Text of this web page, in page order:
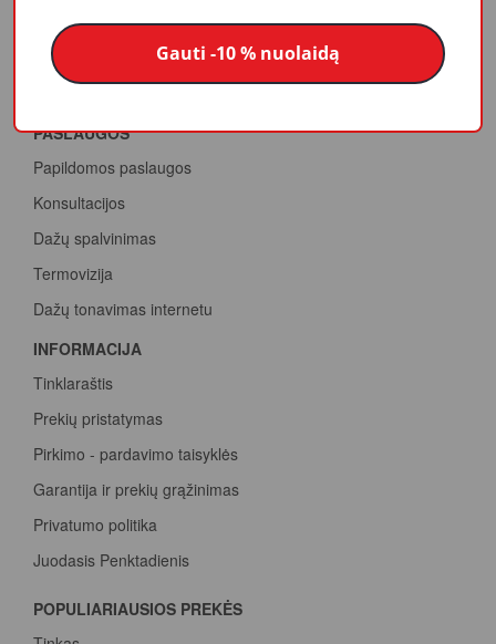
Veikla
Mūsų vertybės
PASLAUGOS
Papildomos paslaugos
Konsultacijos
Dažų spalvinimas
Termovizija
Dažų tonavimas internetu
INFORMACIJA
Tinklaraštis
Prekių pristatymas
Pirkimo - pardavimo taisyklės
Garantija ir prekių grąžinimas
Privatumo politika
Juodasis Penktadienis
POPULIARIAUSIOS PREKĖS
Gauti -10 % nuolaidą